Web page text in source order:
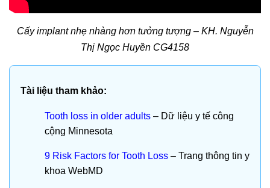
Cấy implant nhẹ nhàng hơn tưởng tượng – KH. Nguyễn
Thị Ngọc Huyền CG4158
Tài liệu tham khảo:
Tooth loss in older adults – Dữ liệu y tế công
cộng Minnesota
9 Risk Factors for Tooth Loss – Trang thông tin y
khoa WebMD